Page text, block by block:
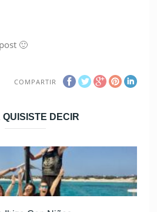
🙂
COMPARTIR
QUISISTE DECIR